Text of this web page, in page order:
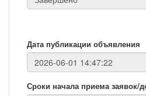
Дата публикации объявления
Сроки начала приема заявок/